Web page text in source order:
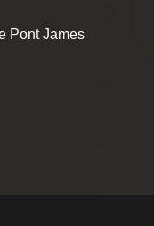
Pont James